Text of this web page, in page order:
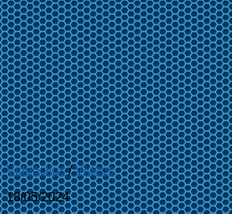
Videoclips/Videos
18/05/2024